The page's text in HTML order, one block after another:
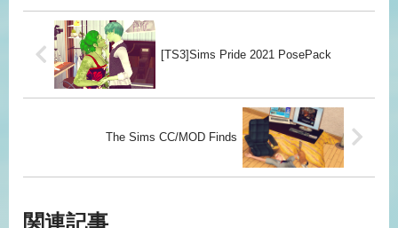
[TS3]Sims Pride 2021 PosePack
The Sims CC/MOD Finds
関連記事